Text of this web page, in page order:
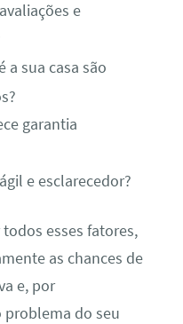
e
a sua casa são
garantia
e esclarecedor?
esses fatores,
as chances de
e, por
problema do seu